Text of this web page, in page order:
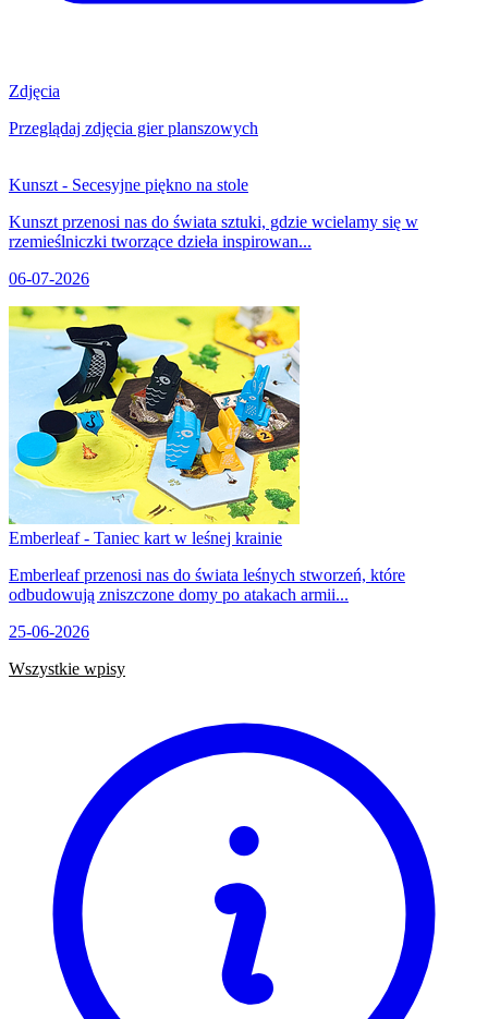
Zdjęcia
Przeglądaj zdjęcia gier planszowych
Kunszt - Secesyjne piękno na stole
Kunszt przenosi nas do świata sztuki, gdzie wcielamy się w
rzemieślniczki tworzące dzieła inspirowan...
06-07-2026
Emberleaf - Taniec kart w leśnej krainie
Emberleaf przenosi nas do świata leśnych stworzeń, które
odbudowują zniszczone domy po atakach armii...
25-06-2026
Wszystkie wpisy